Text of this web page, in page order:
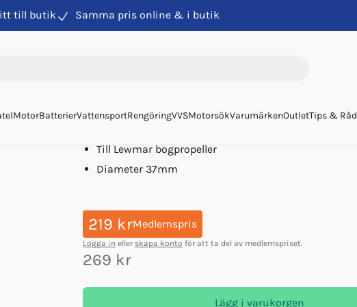
till butik Samma pris online & i butik
MotorBatterierVattensportRengöringVVSMotorsökVarumärkenOutletTips & Råd
Bogpropellrar Anod Lewmar/swing 140 Zn
Till Lewmar bogpropeller
Diameter 37mm
219 krMedlemspris
Logga in eller skapa konto för att ta del av medlemspriset.
269 kr
Lägg i varukorgen